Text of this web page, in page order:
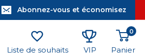
Abonnez-vous et économisez
Liste de souhaits VIP
0
Panier